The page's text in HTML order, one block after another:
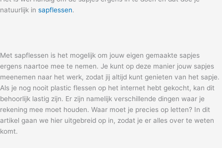
natuurlijk in sapflessen.
Met sapflessen is het mogelijk om jouw eigen gemaakte sapjes
ergens naartoe mee te nemen. Je kunt op deze manier jouw sapjes
meenemen naar het werk, zodat jij altijd kunt genieten van het sapje.
Als je nog nooit plastic flessen op het internet hebt gekocht, kan dit
behoorlijk lastig zijn. Er zijn namelijk verschillende dingen waar je
rekening mee moet houden. Waar moet je precies op letten? In dit
artikel gaan we hier uitgebreid op in, zodat je er alles over te weten
komt.